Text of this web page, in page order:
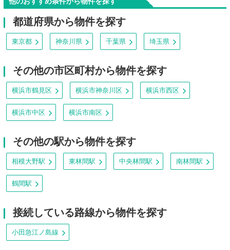
都道府県から物件を探す
東京都 神奈川県 千葉県 埼玉県
その他の市区町村から物件を探す
横浜市鶴見区 横浜市神奈川区 横浜市西区
横浜市中区 横浜市南区
その他の駅から物件を探す
相模大野駅 東林間駅 中央林間駅 南林間駅
鶴間駅
接続している路線から物件を探す
小田急江ノ島線